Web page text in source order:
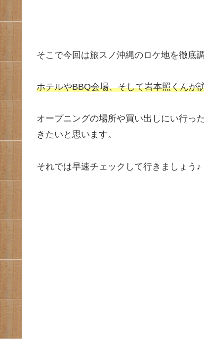
そこで今回は旅スノ沖縄のロケ地を徹底調
ホテルやBBQ会場、そして岩本照くんが
オープニングの場所や買い出しにい行っ
きたいと思います。
それでは早速チェックして行きましょう♪